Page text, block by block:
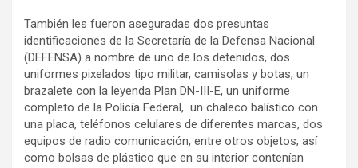
También les fueron aseguradas dos presuntas
identificaciones de la Secretaría de la Defensa Nacional
(DEFENSA) a nombre de uno de los detenidos, dos
uniformes pixelados tipo militar, camisolas y botas, un
brazalete con la leyenda Plan DN-III-E, un uniforme
completo de la Policía Federal, un chaleco balístico con
una placa, teléfonos celulares de diferentes marcas, dos
equipos de radio comunicación, entre otros objetos; así
como bolsas de plástico que en su interior contenían